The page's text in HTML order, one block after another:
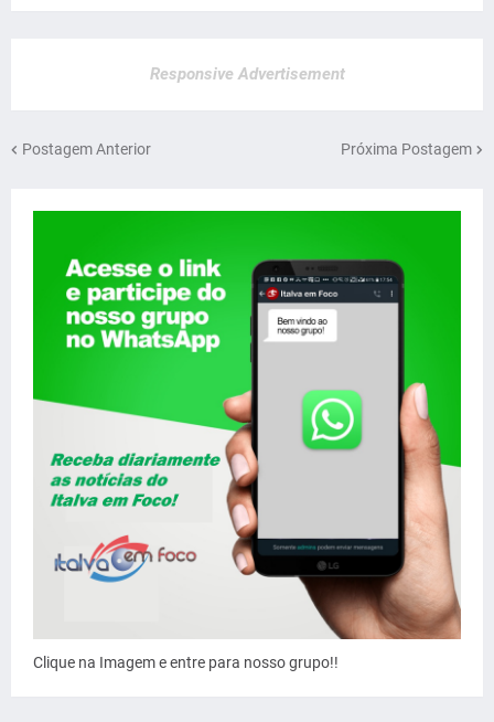
Responsive Advertisement
Postagem Anterior Próxima Postagem
Clique na Imagem e entre para nosso grupo!!